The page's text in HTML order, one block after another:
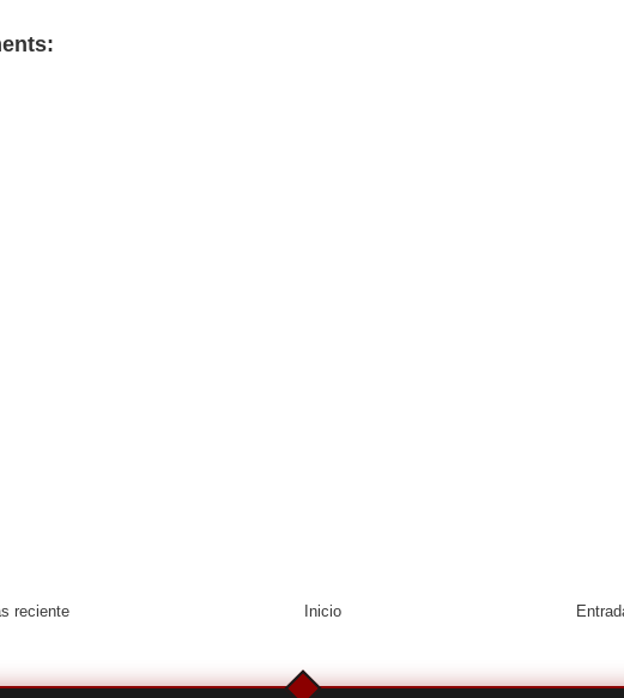
reciente Inicio